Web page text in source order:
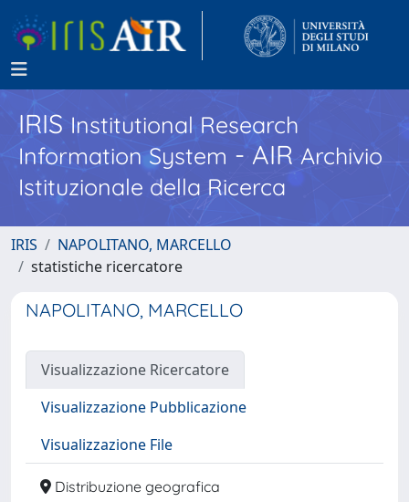
IRISInstitutional Research
Information System - AIR Archivio
Istituzionale della Ricerca
IRIS
NAPOLITANO, MARCELLO
statistiche ricercatore
NAPOLITANO, MARCELLO
Visualizzazione Ricercatore
Visualizzazione Pubblicazione
Visualizzazione File
Distribuzione geografica